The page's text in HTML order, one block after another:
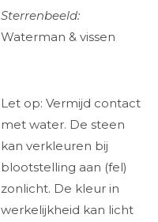
Sterrenbeeld:
Waterman & vissen
Let op: Vermijd contact
met water. De steen
kan verkleuren bij
blootstelling aan (fel)
zonlicht. De kleur in
werkelijkheid kan licht